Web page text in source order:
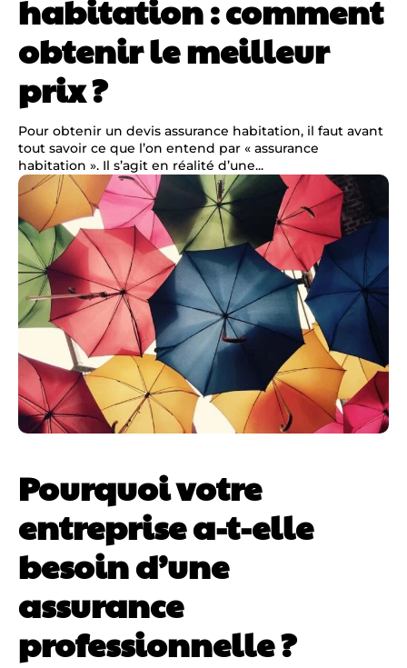
habitation : comment
obtenir le meilleur
prix ?
Pour obtenir un devis assurance habitation, il faut avant
tout savoir ce que l’on entend par « assurance
habitation ». Il s’agit en réalité d’une...
Pourquoi votre
entreprise a-t-elle
besoin d’une
assurance
professionnelle ?